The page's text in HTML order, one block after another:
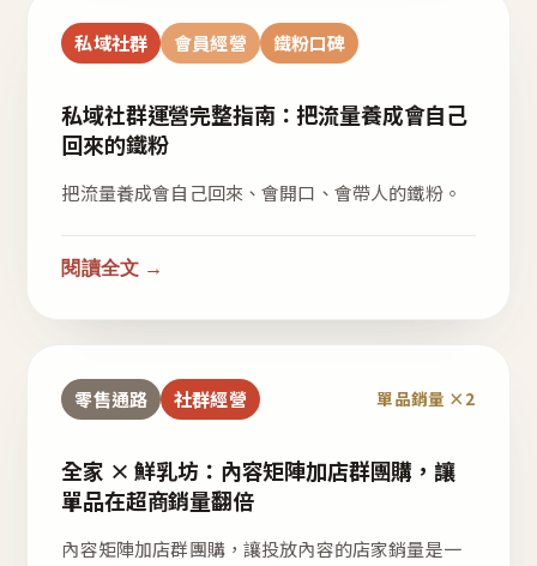
私域社群 會員經營 鐵粉口碑
私域社群運營完整指南：把流量養成會自己
回來的鐵粉
把流量養成會自己回來、會開口、會帶人的鐵粉。
閱讀全文 →
零售通路 社群經營 單品銷量 ×2
全家 × 鮮乳坊：內容矩陣加店群團購，讓
單品在超商銷量翻倍
內容矩陣加店群團購，讓投放內容的店家銷量是一